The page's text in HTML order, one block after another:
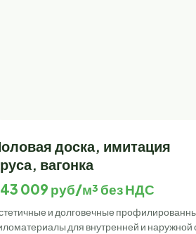
доска, имитация
вагонка
43 009 руб/м³ без НДС
и долговечные
для внутренней и наружной